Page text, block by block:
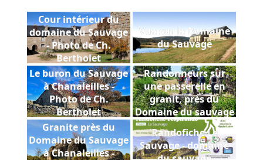
Cour intérieur du
domaine du Sauvage
- Photo de Ch.
Bertholet
Vue sur le Domaine
du Sauvage
Le buron du Sauvage
à Chanaleilles -
Photo de Ch.
Bertholet
Randonneurs sur
une passerelle en
granit, près du
Domaine du sauvage
Granite près du
Domaine du Sauvage
à Chanaleilles -
Randofiche Le
Sauvage - domaine